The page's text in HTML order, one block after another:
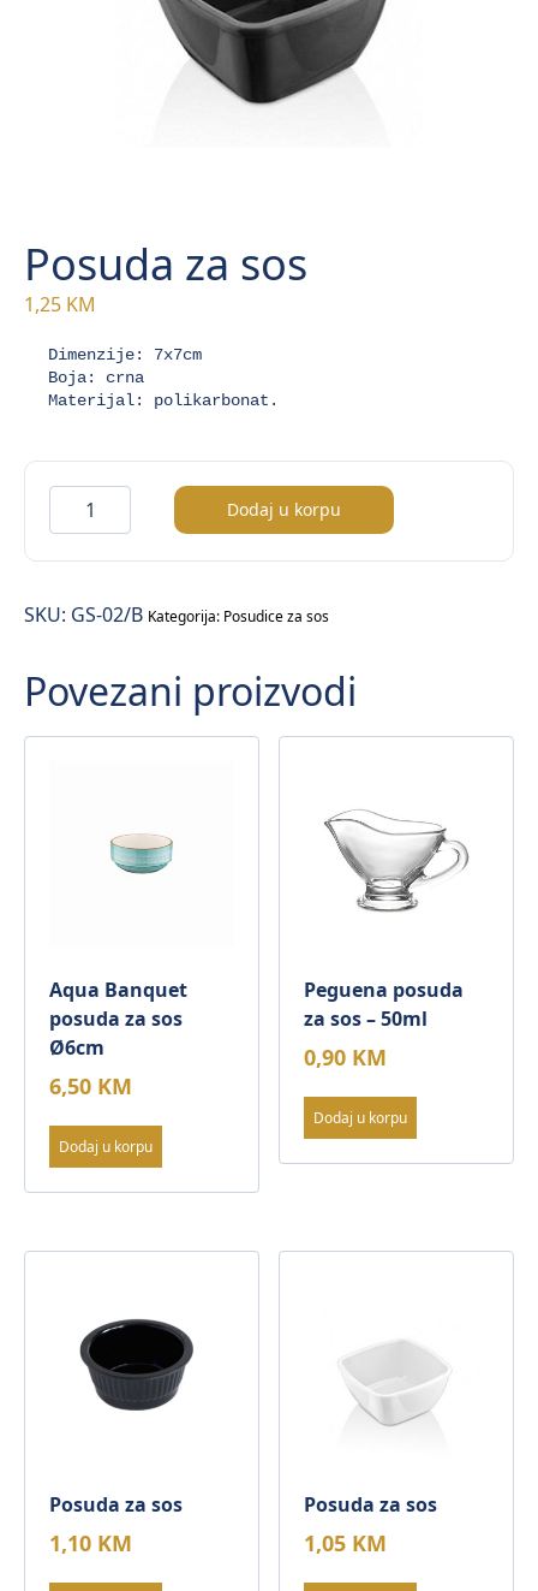
Posuda za sos
1,25 KM
Dimenzije: 7x7cm
Boja: crna
Materijal: polikarbonat.
Posuda
za
sos
Dodaj u korpu
SKU: GS-02/B Kategorija: Posudice za sos
Povezani proizvodi
Aqua Banquet
posuda za sos
Ø6cm
6,50 KM
Dodaj u korpu
Peguena posuda
za sos – 50ml
0,90 KM
Dodaj u korpu
Posuda za sos
1,10 KM
Posuda za sos
1,05 KM